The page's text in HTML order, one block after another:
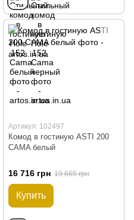
Артикул: 102497
Комод в гостиную ASTI 200
CAMA белый
16 716 грн 19 665 грн
Купить